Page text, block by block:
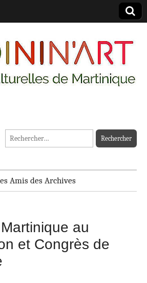
Rechercher :
Amis des Archives
au
et Congrès de